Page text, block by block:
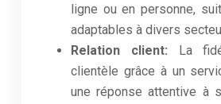
ligne ou en personne,
adaptables à divers
Relation client: La
clientèle grâce à un
une réponse attentive à